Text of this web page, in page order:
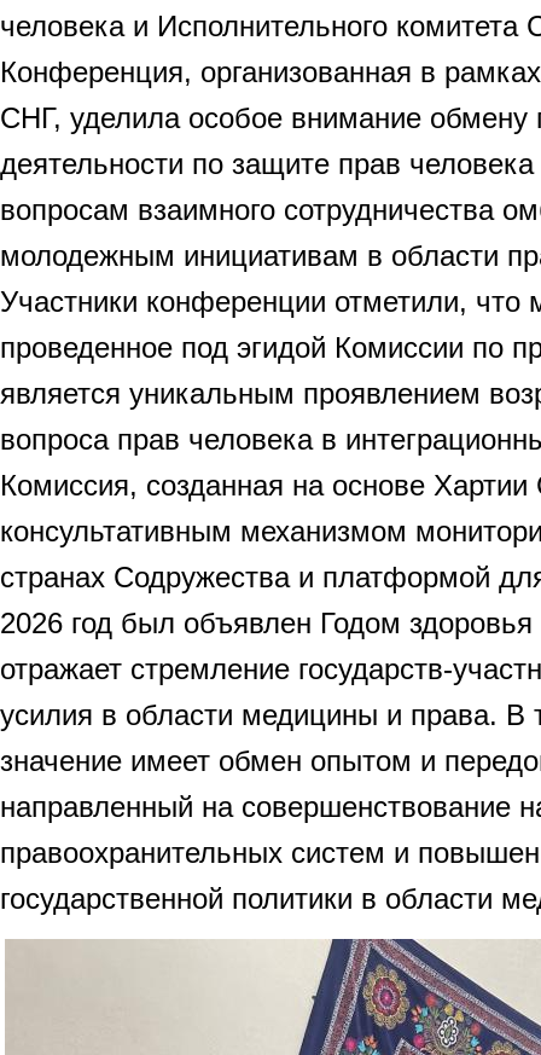
человека и Исполнительного комитета
Конференция, организованная в
СНГ, уделила особое внимание
деятельности по защите прав
вопросам взаимного сотрудничества
молодежным инициативам в области
Участники конференции отметили, что
проведенное под эгидой Комиссии по
является уникальным проявлением
вопроса прав человека в
Комиссия, созданная на основе
консультативным механизмом
странах Содружества и платформой
2026 год был объявлен Годом
отражает стремление государств-
усилия в области медицины и права. В
значение имеет обмен опытом и
направленный на совершенствование
правоохранительных систем и
государственной политики в области